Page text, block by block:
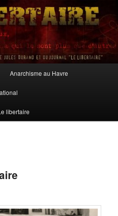
Anarchisme au Havre
libertaire